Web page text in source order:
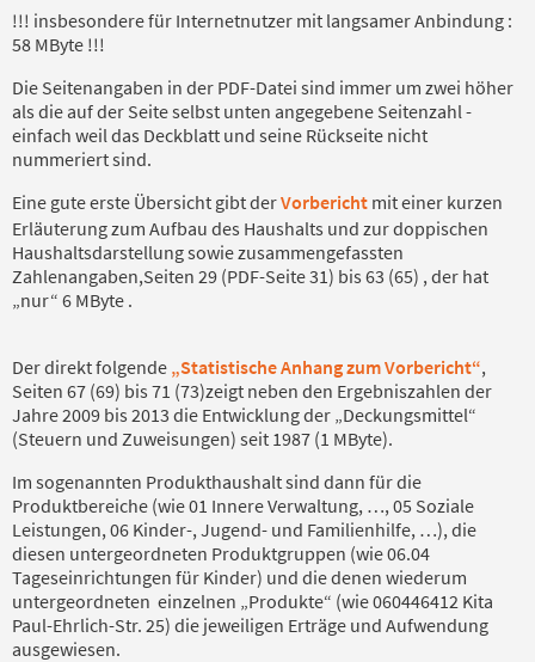
!!! insbesondere für Internetnutzer mit langsamer Anbindung :
58 MByte !!!
Die Seitenangaben in der PDF-Datei sind immer um zwei höher
als die auf der Seite selbst unten angegebene Seitenzahl -
einfach weil das Deckblatt und seine Rückseite nicht
nummeriert sind.
Eine gute erste Übersicht gibt derVorbericht mit einer kurzen
Erläuterung zum Aufbau des Haushalts und zur doppischen
Haushaltsdarstellung sowie zusammengefassten
Zahlenangaben,Seiten 29 (PDF-Seite 31) bis 63 (65) , der hat
„nur“ 6 MByte .
Der direkt folgende „Statistische Anhang zum Vorbericht“,
Seiten 67 (69) bis 71 (73)zeigt neben den Ergebniszahlen der
Jahre 2009 bis 2013 die Entwicklung der „Deckungsmittel“
(Steuern und Zuweisungen) seit 1987 (1 MByte).
Im sogenannten Produkthaushalt sind dann für die
Produktbereiche (wie 01 Innere Verwaltung, …, 05 Soziale
Leistungen, 06 Kinder-, Jugend- und Familienhilfe, …), die
diesen untergeordneten Produktgruppen (wie 06.04
Tageseinrichtungen für Kinder) und die denen wiederum
untergeordneten einzelnen „Produkte“ (wie 060446412 Kita
Paul-Ehrlich-Str. 25) die jeweiligen Erträge und Aufwendung
ausgewiesen.